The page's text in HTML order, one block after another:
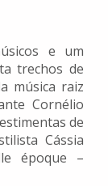
e um
trechos de
música raiz
Cornélio
de
Cássia
époque –